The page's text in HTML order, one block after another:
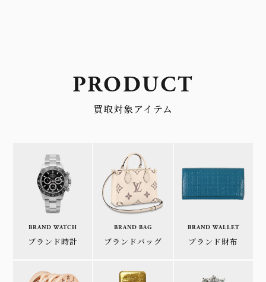
PRODUCT
買取対象アイテム
BRAND WATCH
ブランド時計
BRAND BAG
ブランドバッグ
BRAND WALLET
ブランド財布